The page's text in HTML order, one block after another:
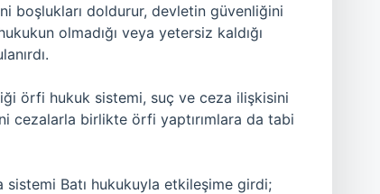
boşlukları doldurur, devletin güvenliğini
olmadığı veya yetersiz kaldığı
örfi hukuk sistemi, suç ve ceza ilişkisini
cezalarla birlikte örfi yaptırımlara da tabi
Batı hukukuyla etkileşime girdi;